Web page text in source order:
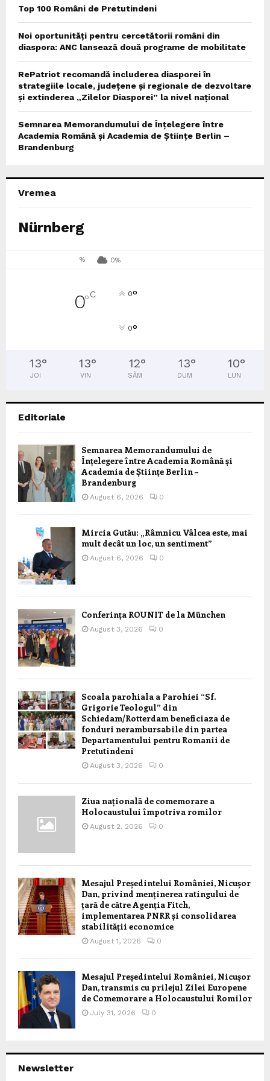
Top 100 Români de Pretutindeni
Noi oportunități pentru cercetătorii români din
diaspora: ANC lansează două programe de mobilitate
RePatriot recomandă includerea diasporei în
strategiile locale, județene și regionale de dezvoltare
și extinderea „Zilelor Diasporei” la nivel național
Semnarea Memorandumului de Înțelegere între
Academia Română și Academia de Științe Berlin –
Brandenburg
Vremea
Nürnberg
% 0%
0°C 0°
0°
13°
JOI
13°
VIN
12°
SÂM
13°
DUM
10°
LUN
Editoriale
Semnarea Memorandumului de
Înțelegere între Academia Română și
Academia de Științe Berlin –
Brandenburg
August 6, 2026 0
Mircia Gutău: „Râmnicu Vâlcea este, mai
mult decât un loc, un sentiment”
August 6, 2026 0
Conferința ROUNIT de la München
August 3, 2026 0
Scoala parohiala a Parohiei “Sf.
Grigorie Teologul” din
Schiedam/Rotterdam beneficiaza de
fonduri nerambursabile din partea
Departamentului pentru Romanii de
Pretutindeni
August 3, 2026 0
Ziua națională de comemorare a
Holocaustului împotriva romilor
August 2, 2026 0
Mesajul Președintelui României, Nicușor
Dan, privind menținerea ratingului de
țară de către Agenția Fitch,
implementarea PNRR și consolidarea
stabilității economice
August 1, 2026 0
Mesajul Președintelui României, Nicușor
Dan, transmis cu prilejul Zilei Europene
de Comemorare a Holocaustului Romilor
July 31, 2026 0
Newsletter